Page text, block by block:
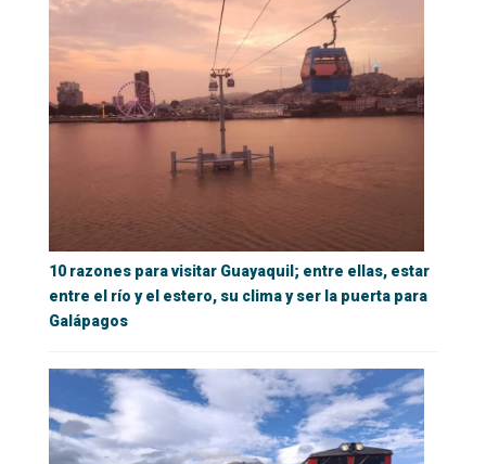
10 razones para visitar Guayaquil; entre ellas, estar
entre el río y el estero, su clima y ser la puerta para
Galápagos